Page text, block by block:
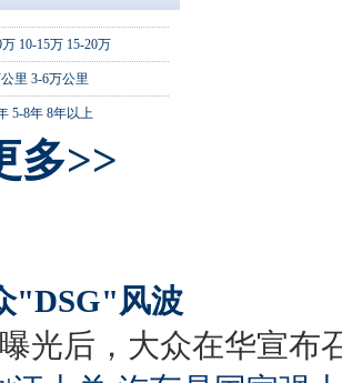
万 10-15万 15-20万
里 3-6万公里
5-8年 8年以上
多>>
"DSG"风波
光后，大众在华宣布